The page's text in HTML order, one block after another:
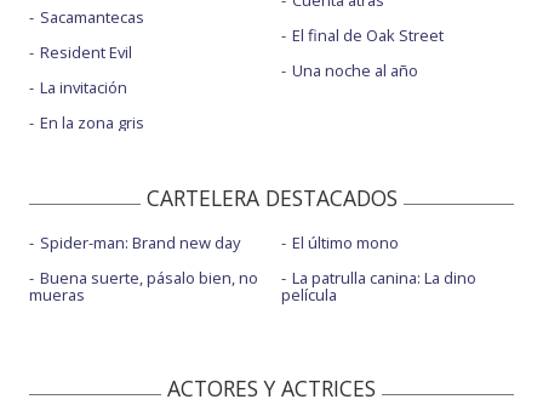
Sacamantecas
Resident Evil
La invitación
En la zona gris
El final de Oak Street
Una noche al año
CARTELERA DESTACADOS
Spider-man: Brand new day
Buena suerte, pásalo bien, no
mueras
El último mono
La patrulla canina: La dino
película
ACTORES Y ACTRICES